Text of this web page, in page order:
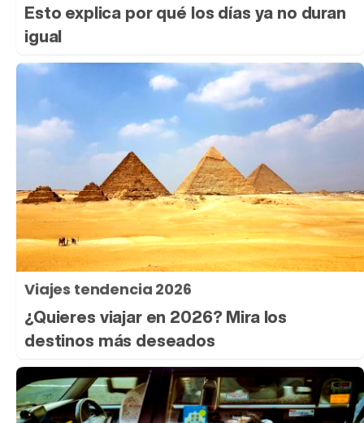
Esto explica por qué los días ya no duran
igual
Viajes tendencia 2026
¿Quieres viajar en 2026? Mira los
destinos más deseados